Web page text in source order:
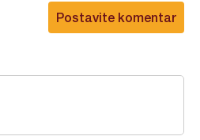
Postavite komentar